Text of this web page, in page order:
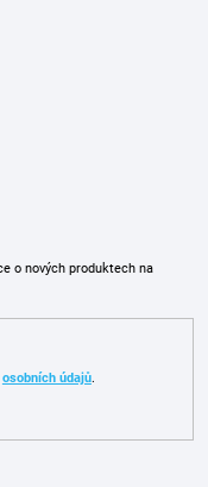
o nových produktech na
osobních údajů.